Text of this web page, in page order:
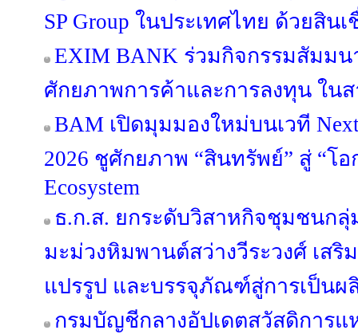
SP Group ในประเทศไทย ด้วยสิน
EXIM BANK ร่วมกิจกรรมสัมมน
ศักยภาพการค้าและการลงทุน ใน
BAM เปิดมุมมองใหม่บนเวที Next
2026 ชูศักยภาพ “สินทรัพย์” สู่ “โอ
Ecosystem
ธ.ก.ส. ยกระดับวิสาหกิจชุมชนกลุ่
มะม่วงหิมพานต์สว่างวีระวงศ์ เสริ
แปรรูป และบรรจุภัณฑ์สู่การเป็น
กรมบัญชีกลางอัปเดตสวัสดิการแ